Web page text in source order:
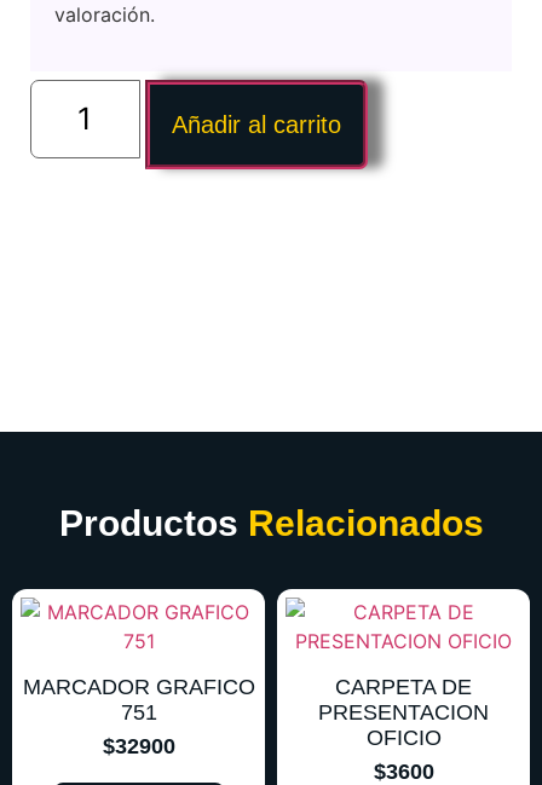
valoración.
Añadir al carrito
Productos Relacionados
MARCADOR GRAFICO
751
$32900
CARPETA DE
PRESENTACION
OFICIO
$3600